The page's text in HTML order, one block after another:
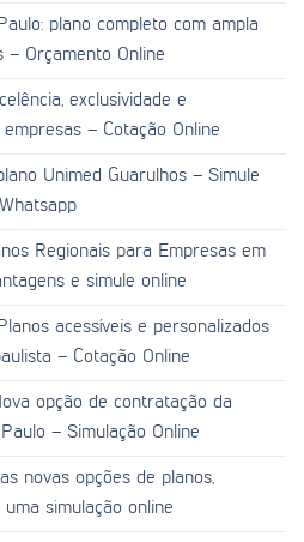
plano completo com ampla
– Orçamento Online
exclusividade e
– Cotação Online
Unimed Guarulhos – Simule
Regionais para Empresas em
e simule online
acessíveis e personalizados
– Cotação Online
opção de contratação da
– Simulação Online
novas opções de planos,
simulação online